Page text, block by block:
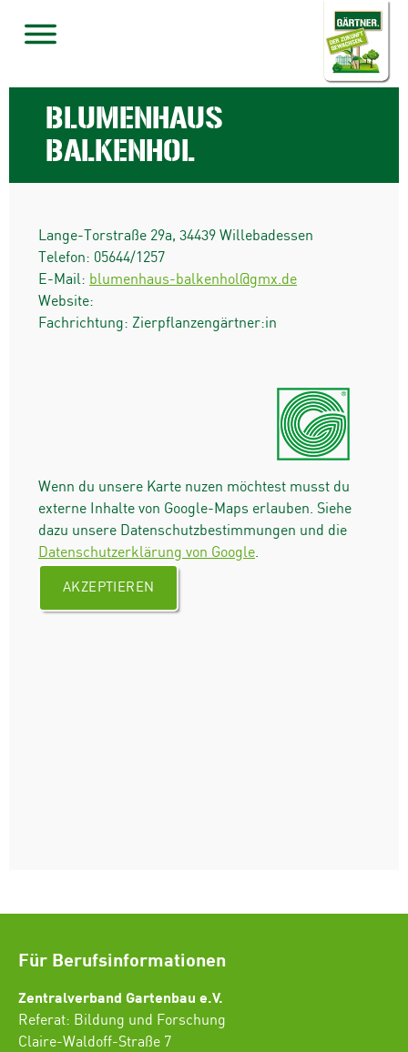
BLUMENHAUS
BALKENHOL
Lange-Torstraße 29a, 34439 Willebadessen
Telefon: 05644/1257
E-Mail: blumenhaus-balkenhol@gmx.de
Website:
Fachrichtung: Zierpflanzengärtner:in
Wenn du unsere Karte nuzen möchtest musst du
externe Inhalte von Google-Maps erlauben. Siehe
dazu unsere Datenschutzbestimmungen und die
Datenschutzerklärung von Google.
AKZEPTIEREN
Für Berufsinformationen
Zentralverband Gartenbau e.V.
Referat: Bildung und Forschung
Claire-Waldoff-Straße 7